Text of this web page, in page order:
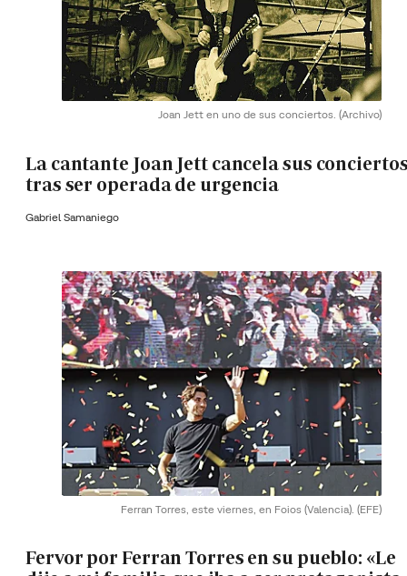
Joan Jett en uno de sus conciertos. (Archivo)
La cantante Joan Jett cancela sus
tras ser operada de urgencia
Gabriel Samaniego
Ferran Torres, este viernes, en Foios (Valencia). (EFE)
Fervor por Ferran Torres en su pueblo: «Le